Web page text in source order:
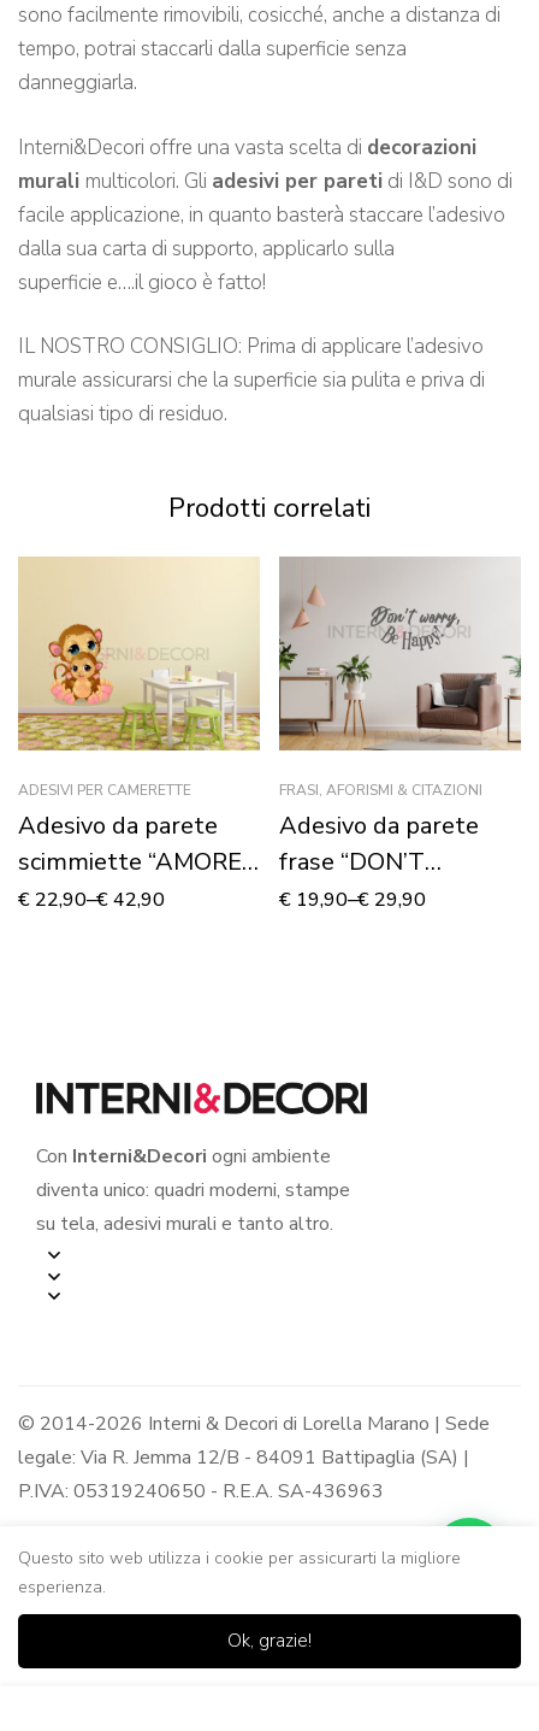
sono facilmente rimovibili, cosicché, anche a distanza di
tempo, potrai staccarli dalla superficie senza
danneggiarla.
Interni&Decori offre una vasta scelta di decorazioni
murali multicolori. Gli adesivi per pareti di I&D sono di
facile applicazione, in quanto basterà staccare l’adesivo
dalla sua carta di supporto, applicarlo sulla
superficie e….il gioco è fatto!
IL NOSTRO CONSIGLIO: Prima di applicare l’adesivo
murale assicurarsi che la superficie sia pulita e priva di
qualsiasi tipo di residuo.
Prodotti correlati
ADESIVI PER CAMERETTE
Adesivo da parete
scimmiette “AMORE
DI MAMMA” –
€ 22,90–€42,90
FRASI, AFORISMI & CITAZIONI
Adesivo da parete
frase “DON’T
WORRY, BE HAPPY!”
€ 19,90–€ 29,90
Con Interni&Decori ogni ambiente
diventa unico: quadri moderni, stampe
su tela, adesivi murali e tanto altro.
© 2014-2026 Interni & Decori di Lorella Marano | Sede
legale: Via R. Jemma 12/B - 84091 Battipaglia (SA) |
P.IVA: 05319240650 - R.E.A. SA-436963
Questo sito web utilizza i cookie per assicurarti la migliore
esperienza.
Ok, grazie!
Casa Negozio
0
Lista dei Carrello Ricerca